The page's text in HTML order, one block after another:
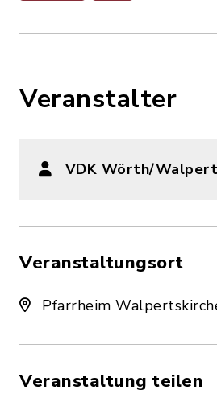
Veranstalter
VDK Wörth/
Veranstaltungsort
Pfarrheim
Veranstaltung teilen